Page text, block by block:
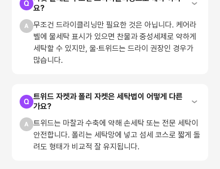
요?
무조건 드라이클리닝만 필요한 것은 아닙니다. 케어라
벨에 물세탁 표시가 있으면 찬물과 중성세제로 약하게
세탁할 수 있지만, 울·트위드는 드라이 권장인 경우가
많습니다.
트위드 자켓과 폴리 자켓은 세탁법이 어떻게 다른
가요?
트위드는 마찰과 수축에 약해 손세탁 또는 전문 세탁이
안전합니다. 폴리는 세탁망에 넣고 섬세 코스로 짧게 돌
려도 형태가 비교적 잘 유지됩니다.